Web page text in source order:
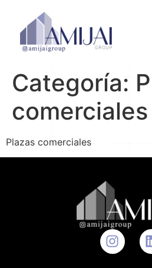
Categoría:
comerciales
Plazas comerciales